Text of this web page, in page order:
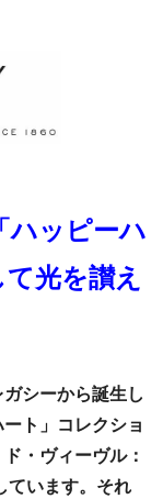
ハッピーハ
光を讃え
シーから誕生し
ト」コレクショ
・ヴィーヴル：
ています。それ